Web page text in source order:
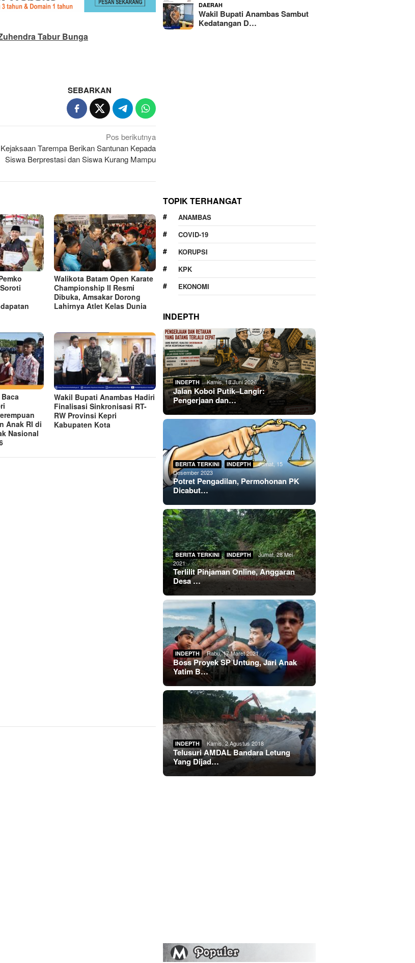
Tabur Bunga
SEBARKAN
Pos berikutnya
Kejaksaan Tarempa Berikan Santunan Kepada
Siswa Berprestasi dan Siswa Kurang Mampu
Walikota Batam Open Karate
Championship II Resmi
Dibuka, Amsakar Dorong
Lahirnya Atlet Kelas Dunia
Anak RI di
Nasional
Wakil Bupati Anambas Hadiri
Finalisasi Sinkronisasi RT-
RW Provinsi Kepri
Kabupaten Kota
DAERAH
Wakil Bupati Anambas Sambut
Kedatangan D…
TOPIK TERHANGAT
ANAMBAS
COVID-19
KORUPSI
KPK
EKONOMI
INDEPTH
INDEPTH Kamis, 18 Juni 2026
Jalan Koboi Putik–Langir:
Pengerjaan dan…
BERITA TERKINI , INDEPTH
Jumat, 15
Desember 2023
Potret Pengadilan, Permohonan PK
Dicabut…
BERITA TERKINI , INDEPTH
Jumat, 28 Mei
2021
Terlilit Pinjaman Online, Anggaran
Desa …
INDEPTH Rabu, 17 Maret 2021
Boss Proyek SP Untung, Jari Anak
Yatim B…
INDEPTH Kamis, 2 Agustus 2018
Telusuri AMDAL Bandara Letung
Yang Dijad…